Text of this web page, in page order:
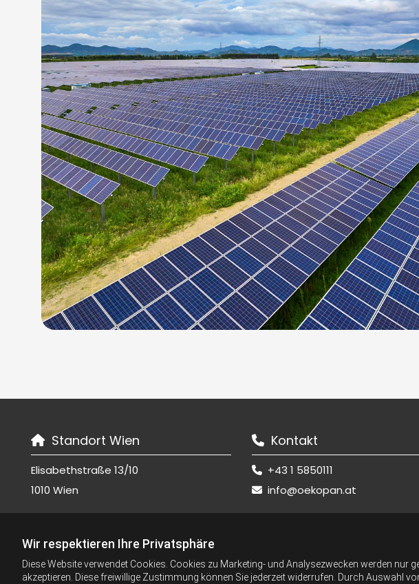
Wir respektieren Ihre Privatsphäre
Diese Website verwendet Cookies. Cookies zu Marketing- und Analysezwecken werden nur
akzeptieren. Diese freiwillige Zustimmung können Sie jederzeit widerrufen. Durch Auswahl
 Standort Wien
Elisabethstraße 13/10
1010 Wien
 Kontakt
 +43 1 5850111
 info@oekopan.at